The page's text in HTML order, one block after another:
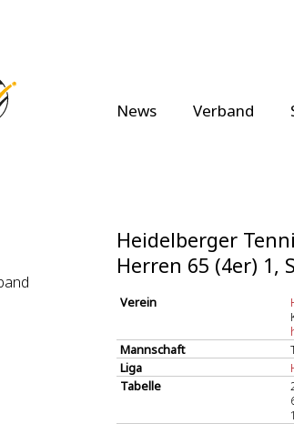
News Verband
Heidelberger
Herren 65 (4er) 1,
Verein
Mannschaft
Liga
Tabelle